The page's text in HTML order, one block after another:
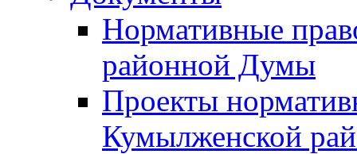
Нормативные
районной Думы
Проекты
Кумылженской